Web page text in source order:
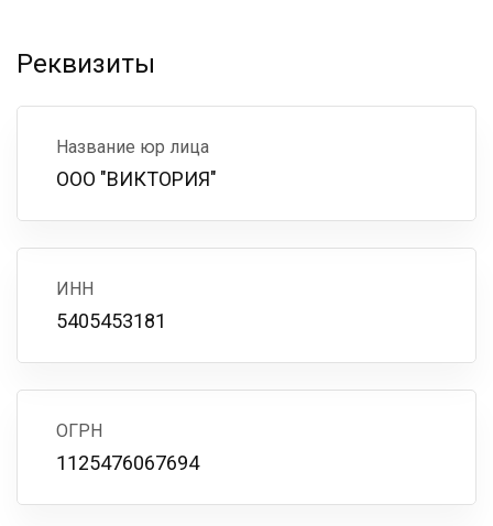
Реквизиты
Название юр лица
ООО "ВИКТОРИЯ"
ИНН
5405453181
ОГРН
1125476067694